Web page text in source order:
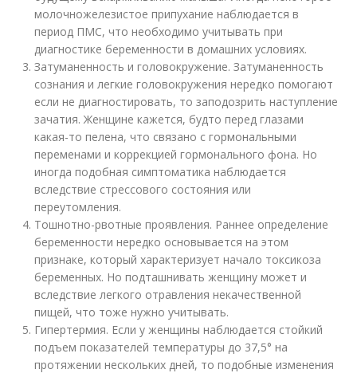
молочножелезистое припухание наблюдается в
период ПМС, что необходимо учитывать при
диагностике беременности в домашних условиях.
Затуманенность и головокружение. Затуманенность
сознания и легкие головокружения нередко помогают
если не диагностировать, то заподозрить наступление
зачатия. Женщине кажется, будто перед глазами
какая-то пелена, что связано с гормональными
переменами и коррекцией гормонального фона. Но
иногда подобная симптоматика наблюдается
вследствие стрессового состояния или
переутомления.
Тошнотно-рвотные проявления. Раннее определение
беременности нередко основывается на этом
признаке, который характеризует начало токсикоза
беременных. Но подташнивать женщину может и
вследствие легкого отравления некачественной
пищей, что тоже нужно учитывать.
Гипертермия. Если у женщины наблюдается стойкий
подъем показателей температуры до 37,5° на
протяжении нескольких дней, то подобные изменения